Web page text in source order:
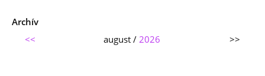
Archív
<<
august / 2026 >>